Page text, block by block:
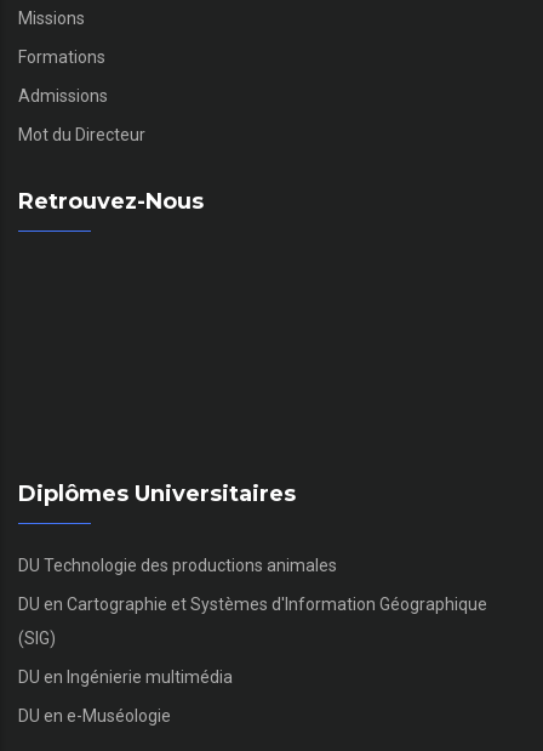
Missions
Formations
Admissions
Mot du Directeur
Retrouvez-Nous
Diplômes Universitaires
DU Technologie des productions animales
DU en Cartographie et Systèmes d'Information Géographique
(SIG)
DU en Ingénierie multimédia
DU en e-Muséologie